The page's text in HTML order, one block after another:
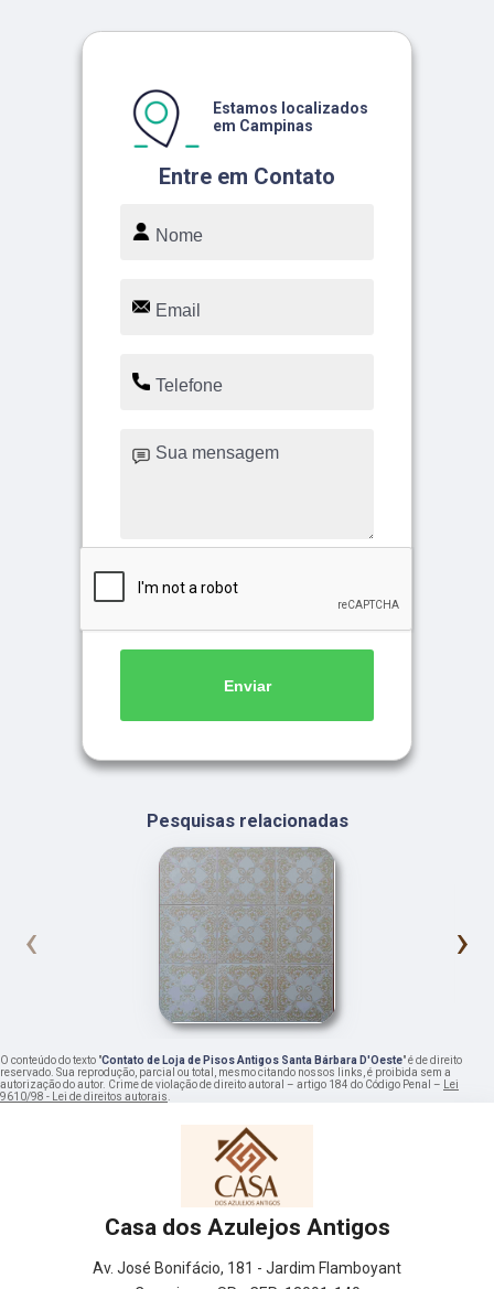
Entre em Contato
Estamos localizados
em Campinas
Enviar
Pesquisas relacionadas
‹ ›
O conteúdo do texto "Contato de Loja de Pisos Antigos Santa Bárbara D'Oeste" é de direito
reservado. Sua reprodução, parcial ou total, mesmo citando nossos links, é proibida sem a
autorização do autor. Crime de violação de direito autoral – artigo 184 do Código Penal –
Lei
9610/98 - Lei de direitos autorais
Casa dos Azulejos Antigos
Av. José Bonifácio, 181 - Jardim Flamboyant